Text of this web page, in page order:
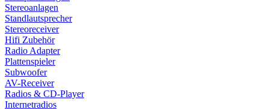
Stereoanlagen
Standlautsprecher
Stereoreceiver
Hifi Zubehör
Radio Adapter
Plattenspieler
Subwoofer
AV-Receiver
Radios & CD-Player
Internetradios